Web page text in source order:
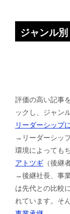
ジャンル別
評価の高い記事
ックし、ジャン
リーダーシップ
→リーダーシッ
環境によっても
アトツギ （後継
→後継社長、事
は先代との比較
れています。そ